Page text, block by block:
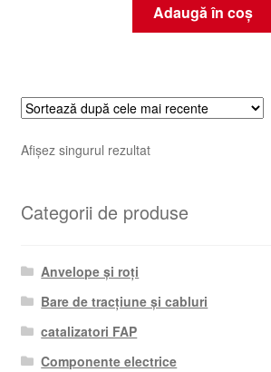
Adaugă în coș
Afișez singurul rezultat
Categorii de produse
Anvelope și roți
Bare de tracțiune și cabluri
catalizatori FAP
Componente electrice